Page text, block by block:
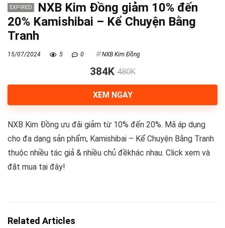
EXPIRED
NXB Kim Đồng giảm 10% đến
20% Kamishibai – Kể Chuyện Bằng
Tranh
15/07/2024 5 0 NXB Kim Đồng
384K 480K
XEM NGAY
NXB Kim Đồng ưu đãi giảm từ 10% đến 20%. Mã áp dụng
cho đa dạng sản phẩm, Kamishibai – Kể Chuyện Bằng Tranh
thuộc nhiều tác giả & nhiều chủ đềkhác nhau. Click xem và
đặt mua tại đây!
Related Articles